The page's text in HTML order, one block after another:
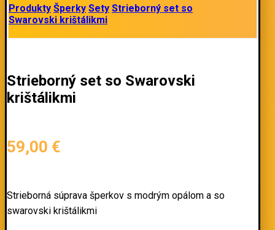
Produkty Šperky Sety Strieborný set so
Swarovski krištálikmi
Strieborný set so Swarovski
krištálikmi
59,00 €
Strieborná súprava šperkov s modrým opálom a so
swarovski krištálikmi